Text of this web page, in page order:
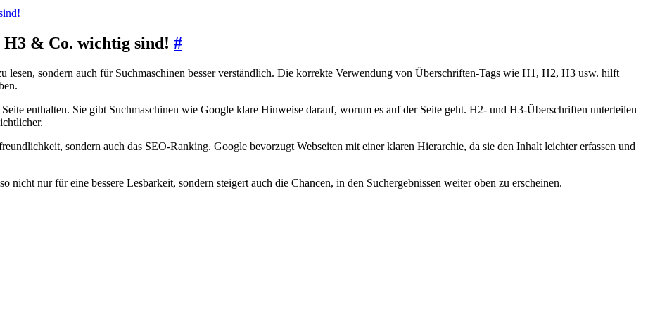
& Co. wichtig sind! #
lesen, sondern auch für Suchmaschinen besser verständlich. Die korrekte Verwendung von Überschriften-Tags wie H1, H2, H3 usw. hilft
enthalten. Sie gibt Suchmaschinen wie Google klare Hinweise darauf, worum es auf der Seite geht. H2- und H3-Überschriften unterteilen
sondern auch das SEO-Ranking. Google bevorzugt Webseiten mit einer klaren Hierarchie, da sie den Inhalt leichter erfassen und
nicht nur für eine bessere Lesbarkeit, sondern steigert auch die Chancen, in den Suchergebnissen weiter oben zu erscheinen.